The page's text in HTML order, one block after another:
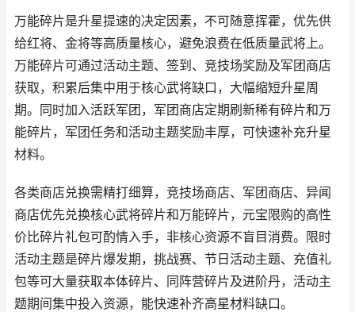
万能碎片是升星提速的决定因素，不可随意挥霍，优先供
给红将、金将等高质量核心，避免浪费在低质量武将上。
万能碎片可通过活动主题、签到、竞技场奖励及军团商店
获取，积累后集中用于核心武将缺口，大幅缩短升星周
期。同时加入活跃军团，军团商店定期刷新稀有碎片和万
能碎片，军团任务和活动主题奖励丰厚，可快速补充升星
材料。
各类商店兑换需精打细算，竞技场商店、军团商店、异闻
商店优先兑换核心武将碎片和万能碎片，元宝限购的高性
价比碎片礼包可酌情入手，非核心资源不盲目消费。限时
活动主题是碎片爆发期，挑战赛、节日活动主题、充值礼
包等可大量获取本体碎片、同阵营碎片及进阶丹，活动主
题期间集中投入资源，能快速补齐高星材料缺口。